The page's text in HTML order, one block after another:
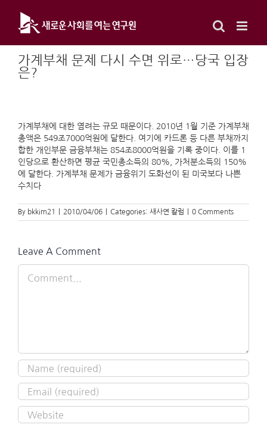
content
가계부채 문제 다시 수면 위로…당국 입장
은?
가계부채에 대한 염려는 규모 때문이다. 2010년 1월 기준 가계부채
총액은 549조7000억원에 달한다. 여기에 카드론 등 다른 부채까지
합한 개인부문 금융부채는 854조8000억원을 기록 중이다. 이를 1
인당으로 환산하면 평균 국민총소득의 80%, 가처분소득의 150%
에 달한다. 가계부채 문제가 금융위기 도화선이 된 미국보다 나쁜
수치다
By bkkim21 2010/04/06 Categories: 새사연 칼럼 0 Comments
Leave A Comment